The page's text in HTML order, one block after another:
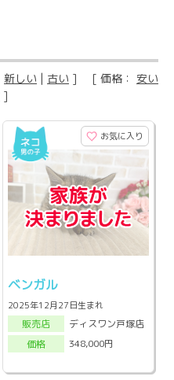
新しい | 古い ] [ 価格： 安い
]
お気に入り
ベンガル
2025年12月27日生まれ
販売店
ディスワン戸塚店
価格
348,000円